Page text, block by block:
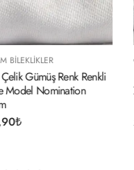
CHARM BILEKLIKLER
316L Çelik Gold Renk
Zirkon Taşlı Kiraz Model